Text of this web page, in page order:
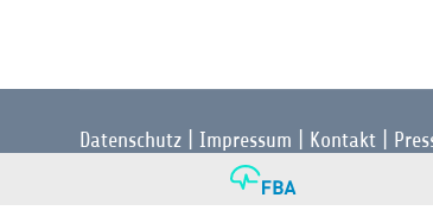
Datenschutz Impressum Kontakt